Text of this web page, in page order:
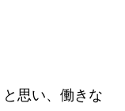
思い、働きな